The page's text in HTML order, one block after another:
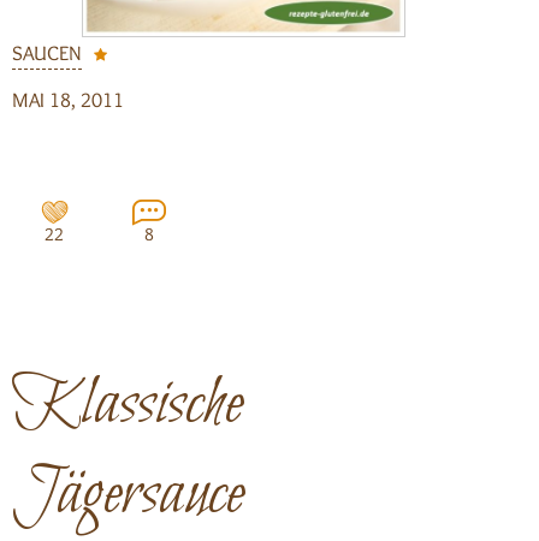
SAUCEN
MAI 18, 2011
22 8
Klassische
Jägersauce